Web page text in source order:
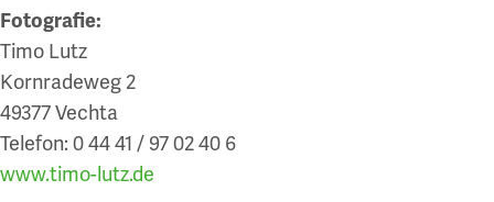
Fotografie:
Timo Lutz
Kornradeweg 2
49377 Vechta
Telefon: 0 44 41 / 97 02 40 6
www.timo-lutz.de